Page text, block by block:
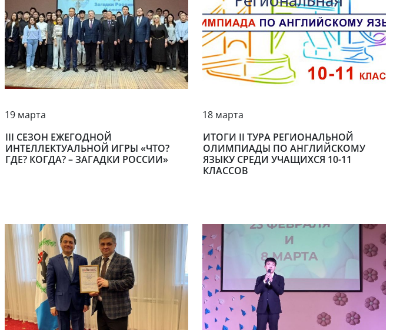
19 марта
III СЕЗОН ЕЖЕГОДНОЙ
ИНТЕЛЛЕКТУАЛЬНОЙ ИГРЫ «ЧТО?
ГДЕ? КОГДА? – ЗАГАДКИ РОССИИ»
18 марта
ИТОГИ II ТУРА РЕГИОНАЛЬНОЙ
ОЛИМПИАДЫ ПО АНГЛИЙСКОМУ
ЯЗЫКУ СРЕДИ УЧАЩИХСЯ 10-11
КЛАССОВ